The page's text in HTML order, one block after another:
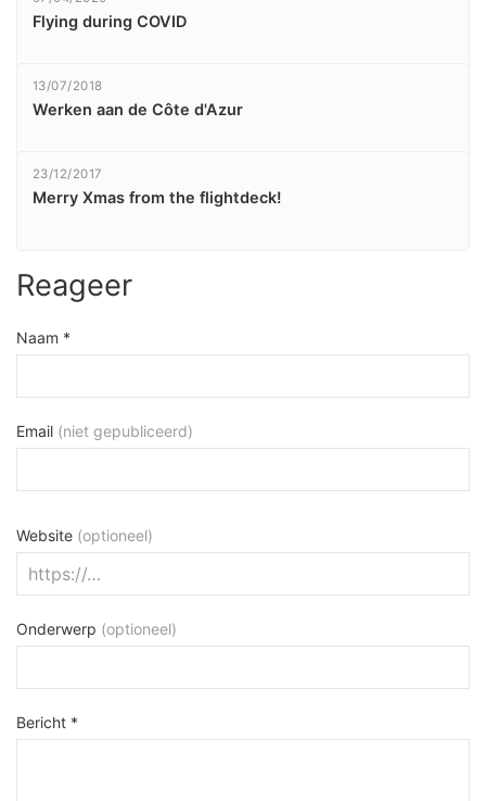
Flying during COVID
13/07/2018
Werken aan de Côte d'Azur
23/12/2017
Merry Xmas from the flightdeck!
Reageer
Naam *
Email (niet gepubliceerd)
Website (optioneel)
Onderwerp (optioneel)
Bericht *